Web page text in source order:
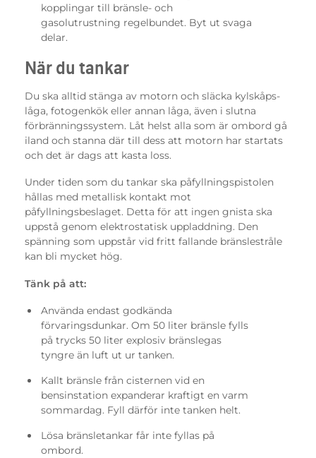
kopplingar till bränsle- och
gasolutrustning regelbundet. Byt ut svaga
delar.
När du tankar
Du ska alltid stänga av motorn och släcka kylskåps­
låga, fotogenkök eller annan låga, även i slutna
förbränningssystem. Låt helst alla som är ombord gå
iland och stanna där till dess att motorn har startats
och det är dags att kasta loss.
Under tiden som du tankar ska påfyllningspistolen
hållas med metallisk kontakt mot
påfyllningsbeslaget. Detta för att ingen gnista ska
uppstå genom elektrostatisk uppladdning. Den
spänning som uppstår vid fritt fallande bränslestråle
kan bli mycket hög.
Tänk på att:
Använda endast godkända
förvaringsdunkar. Om 50 liter bränsle fylls
på trycks 50 liter explosiv bränslegas
tyngre än luft ut ur tanken.
Kallt bränsle från cisternen vid en
bensinstation expanderar kraftigt en varm
sommardag. Fyll därför inte tanken helt.
Lösa bränsletankar får inte fyllas på
ombord.